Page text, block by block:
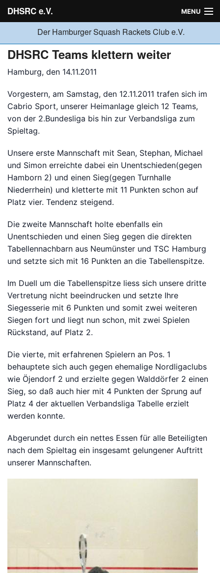
DHSRC e.V. MENU
Verein
Ligabetrieb
Turniere
Jugend
Bitte anmelden
Der Hamburger Squash Rackets Club e.V.
DHSRC Teams klettern weiter
Hamburg, den 14.11.2011
Vorgestern, am Samstag, den 12.11.2011 trafen sich im
Cabrio Sport, unserer Heimanlage gleich 12 Teams,
von der 2.Bundesliga bis hin zur Verbandsliga zum
Spieltag.
Unsere erste Mannschaft mit Sean, Stephan, Michael
und Simon erreichte dabei ein Unentschieden(gegen
Hamborn 2) und einen Sieg(gegen Turnhalle
Niederrhein) und kletterte mit 11 Punkten schon auf
Platz vier. Tendenz steigend.
Die zweite Mannschaft holte ebenfalls ein
Unentschieden und einen Sieg gegen die direkten
Tabellennachbarn aus Neumünster und TSC Hamburg
und setzte sich mit 16 Punkten an die Tabellenspitze.
Im Duell um die Tabellenspitze liess sich unsere dritte
Vertretung nicht beeindrucken und setzte Ihre
Siegesserie mit 6 Punkten und somit zwei weiteren
Siegen fort und liegt nun schon, mit zwei Spielen
Rückstand, auf Platz 2.
Die vierte, mit erfahrenen Spielern an Pos. 1
behauptete sich auch gegen ehemalige Nordligaclubs
wie Öjendorf 2 und erzielte gegen Walddörfer 2 einen
Sieg, so daß auch hier mit 4 Punkten der Sprung auf
Platz 4 der aktuellen Verbandsliga Tabelle erzielt
werden konnte.
Abgerundet durch ein nettes Essen für alle Beteiligten
nach dem Spieltag ein insgesamt gelungener Auftritt
unserer Mannschaften.